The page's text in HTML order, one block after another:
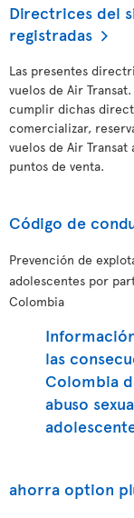
Directrices del
registradas
Las presentes
vuelos de Air
cumplir dichas
comercializar,
vuelos de Air
puntos de venta.
Código de
Prevención de
adolescentes por
Colombia
las
Colombia
abuso
ahorra option